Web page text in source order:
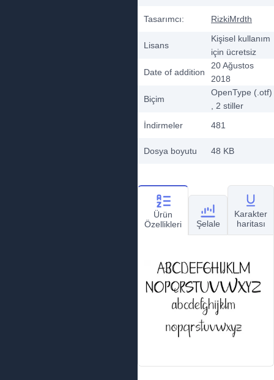
Tasarımcı: RizkiMrdth
Lisans
Kişisel kullanım
için ücretsiz
Date of addition
20 Ağustos
2018
Biçim
OpenType (.otf)
, 2 stiller
İndirmeler
481
Dosya boyutu 48 KB
Ürün
Özellikleri
Şelale
Karakter
haritası